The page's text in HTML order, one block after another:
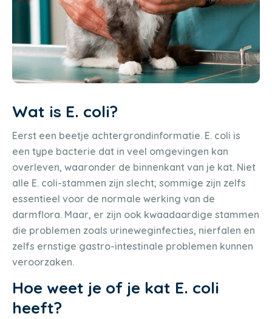
Wat is E. coli?
Eerst een beetje achtergrondinformatie. E. coli is
een type bacterie dat in veel omgevingen kan
overleven, waaronder de binnenkant van je kat. Niet
alle E. coli-stammen zijn slecht; sommige zijn zelfs
essentieel voor de normale werking van de
darmflora. Maar, er zijn ook kwaadaardige stammen
die problemen zoals urineweginfecties, nierfalen en
zelfs ernstige gastro-intestinale problemen kunnen
veroorzaken.
Hoe weet je of je kat E. coli
heeft?